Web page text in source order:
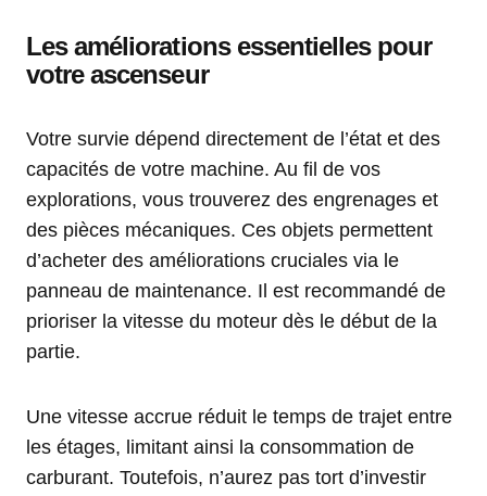
Les améliorations essentielles pour
votre ascenseur
Votre survie dépend directement de l’état et des
capacités de votre machine. Au fil de vos
explorations, vous trouverez des engrenages et
des pièces mécaniques. Ces objets permettent
d’acheter des améliorations cruciales via le
panneau de maintenance. Il est recommandé de
prioriser la vitesse du moteur dès le début de la
partie.
Une vitesse accrue réduit le temps de trajet entre
les étages, limitant ainsi la consommation de
carburant. Toutefois, n’aurez pas tort d’investir